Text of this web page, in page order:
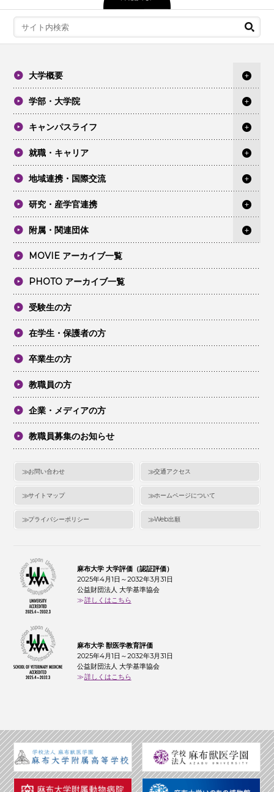
大学概要
学部・大学院
キャンパスライフ
就職・キャリア
地域連携・国際交流
研究・産学官連携
附属・関連団体
MOVIE アーカイブ一覧
PHOTO アーカイブ一覧
受験生の方
在学生・保護者の方
卒業生の方
教職員の方
企業・メディアの方
教職員募集のお知らせ
お問い合わせ 交通アクセス
サイトマップ ホームページについて
プライバシーポリシー Web出願
麻布大学 大学評価（認証評価）
2025年4月1日～2032年3月31日
公益財団法人 大学基準協会
詳しくはこちら
麻布大学 獣医学教育評価
2025年4月1日～2032年3月31日
公益財団法人 大学基準協会
詳しくはこちら